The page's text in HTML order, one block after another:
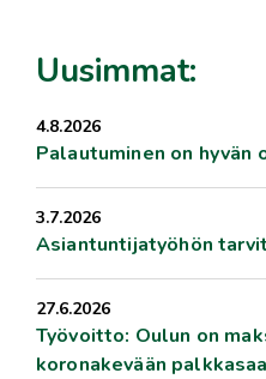
Uusimmat:
4.8.2026
Palautuminen on hyvän
3.7.2026
Asiantuntijatyöhön
27.6.2026
Työvoitto: Oulun on
koronakevään